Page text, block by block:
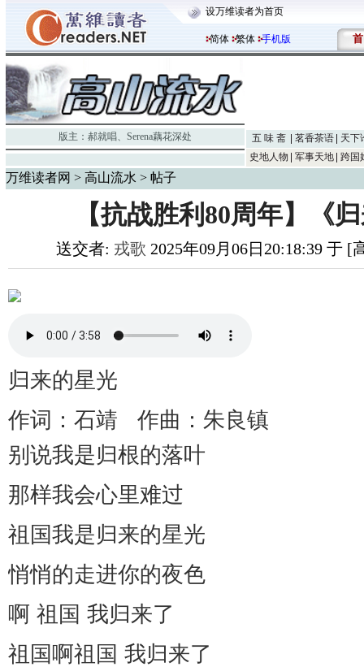
设万维读者为首页
简体 繁体 手机版 首
版主： 郝就唱、 Serena藕花深处 五 味 斋 茗香茶语
天下
史地人物
军事天地 跨国
万维读者网 > 高山流水 > 帖子
【抗战胜利80周年】《
送交者: 戎歌 2025年09月06日20:18:39 于
归来的星光
作词：石靖 作曲：朱良镇
别说我是归根的落叶
那样我会心里难过
祖国我是归来的星光
悄悄的走进你的夜色
啊 祖国 我归来了
祖国啊祖国 我归来了